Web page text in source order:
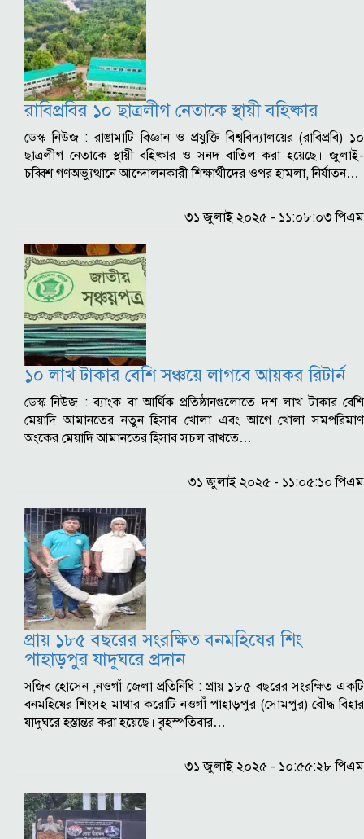
রাবিপ্রবির ১০ ছাত্রলীগ নেতাকে স্থায়ী বহিষ্কার
ডেস্ক নিউজ : রাঙামাটি বিজ্ঞান ও প্রযুক্তি বিশ্ববিদ্যালয়ের (রাবিপ্রবি) ১০
ছাত্রলীগ নেতাকে স্থায়ী বহিষ্কার ও সনদ বাতিল করা হয়েছে। জুলাই-
চব্বিশ গণঅভ্যুত্থানে আন্দোলনকারী শিক্ষার্থীদের ওপর হামলা, নির্যাতন…
৩১ জুলাই ২০২৫ - ১১:০৮:০৩ পিএম
১০ লাখ টাকার বেশি সঞ্চয়ে লাগবে আয়কর রিটার্ন
ডেস্ক নিউজ : ব্যাংক বা আর্থিক প্রতিষ্ঠানগুলোতে দশ লাখ টাকার বেশি
মেয়াদি আমানতের নতুন হিসাব খোলা এবং আগে খোলা সমপরিমাণ
অংকের মেয়াদি আমানতের হিসাব সচল রাখতে…
৩১ জুলাই ২০২৫ - ১১:০৫:১০ পিএম
প্রায় ১৮৫ বছরের সংরক্ষিত বনমহিষের শিং
পাহাড়পুর যাদুঘরে প্রদান
সজিব হোসেন ,নওগাঁ জেলা প্রতিনিধি : প্রায় ১৮৫ বছরের সংরক্ষিত একটি
বনমহিষের শিংসহ মাথার করোটি নওগাঁ পাহাড়পুর (সোমপুর) বৌদ্ধ বিহার
যাদুঘরে হস্তান্তর করা হয়েছে। বৃহস্পতিবার…
৩১ জুলাই ২০২৫ - ১০:৫৫:২৮ পিএম